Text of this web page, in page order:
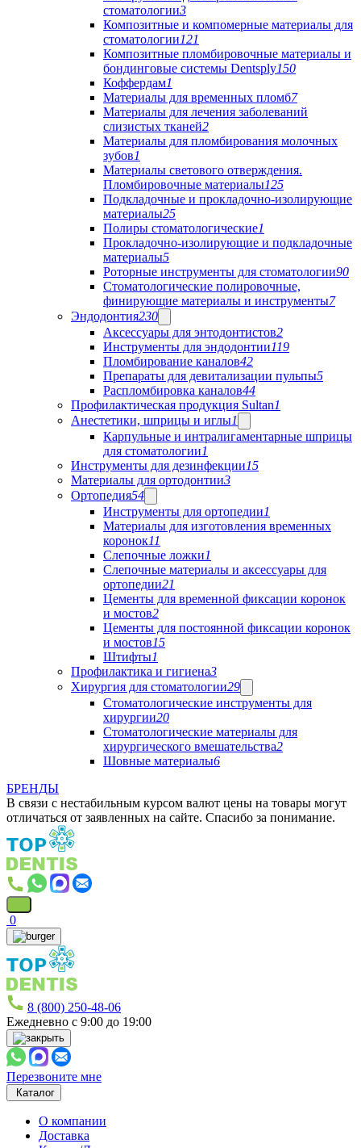
стоматологии3
Композитные и компомерные материалы для
стоматологии121
Композитные пломбировочные материалы и
бондинговые системы Dentsply150
Коффердам1
Материалы для временных пломб7
Материалы для лечения заболеваний
слизистых тканей2
Материалы для пломбирования молочных
зубов1
Материалы светового отверждения.
Пломбировочные материалы125
Подкладочные и прокладочно-изолирующие
материалы25
Полиры стоматологические1
Прокладочно-изолирующие и подкладочные
материалы5
Роторные инструменты для стоматологии90
Стоматологические полировочные,
финирующие материалы и инструменты7
Эндодонтия230
Аксессуары для энтодонтистов2
Инструменты для эндодонтии119
Пломбирование каналов42
Препараты для девитализации пульпы5
Распломбировка каналов44
Профилактическая продукция Sultan1
Анестетики, шприцы и иглы1
Карпульные и интралигаментарные шприцы
для стоматологии1
Инструменты для дезинфекции15
Материалы для ортодонтии3
Ортопедия54
Инструменты для ортопедии1
Материалы для изготовления временных
коронок11
Слепочные ложки1
Слепочные материалы и аксессуары для
ортопедии21
Цементы для временной фиксации коронок
и мостов2
Цементы для постоянной фиксации коронок
и мостов15
Штифты1
Профилактика и гигиена3
Хирургия для стоматологии29
Стоматологические инструменты для
хирургии20
Стоматологические материалы для
хирургического вмешательства2
Шовные материалы6
БРЕНДЫ
В связи с нестабильным курсом валют цены на товары могут
отличаться от заявленных на сайте. Спасибо за понимание.
0
8 (800) 250-48-06
Ежедневно с 9:00 до 19:00
Перезвоните мне
Каталог
О компании
Доставка